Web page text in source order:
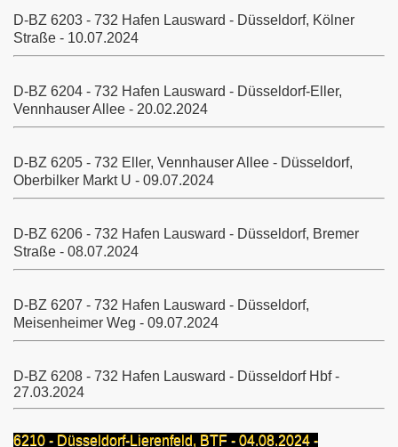
D-BZ 6203 - 732 Hafen Lausward - Düsseldorf, Kölner
Straße - 10.07.2024
D-BZ 6204 - 732 Hafen Lausward - Düsseldorf-Eller,
Vennhauser Allee - 20.02.2024
D-BZ 6205 - 732 Eller, Vennhauser Allee - Düsseldorf,
Oberbilker Markt U - 09.07.2024
D-BZ 6206 - 732 Hafen Lausward - Düsseldorf, Bremer
Straße - 08.07.2024
D-BZ 6207 - 732 Hafen Lausward - Düsseldorf,
Meisenheimer Weg - 09.07.2024
D-BZ 6208 - 732 Hafen Lausward - Düsseldorf Hbf -
27.03.2024
6210 - Düsseldorf-Lierenfeld, BTF - 04.08.2024 -